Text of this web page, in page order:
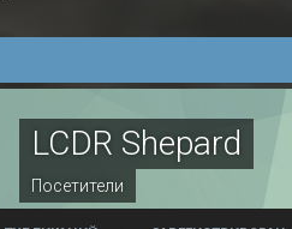
LCDR Shepard
Посетители